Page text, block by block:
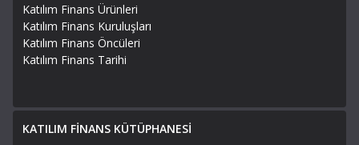
Katılım Finans Ürünleri
Katılım Finans Kuruluşları
Katılım Finans Öncüleri
Katılım Finans Tarihi
KATILIM FİNANS KÜTÜPHANESİ